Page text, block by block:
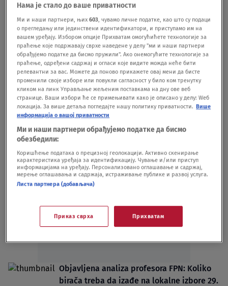
o izlaznosti na lokalnim izborima
POLITIKA29.03.
Rekordna izlaznost na lokalnim izborima
do 17 sati: Studenti u blokadi objavili
brojke
POLITIKA 29.03.
Samo visoka izlaznost vodi do pobede
studenata i opozicije na izborima u
nedelju: To potvrđuju i naprednjaci na
terenu
POLITIKA26.03. 1
Objavljena analiza profesora FPN: Koliko
birača treba da izađe na lokalne izbore 29.
Нама је стало до ваше приватности
Ми и наши партнери, њих603 , чувамо личне податке, као што су подаци
о прегледању или јединствени идентификатори, и приступамо им на
вашем уређају. Избором опције Прихватам омогућићете технологије за
праћење које подржавају сврхе наведене у делу "ми и наши партнери
обрађујемо податке да бисмо пружили". Ако онемогућите технологије за
праћење, одређени садржај и огласи које видите можда неће бити
релевантни за вас. Можете да поново прикажете овај мени да бисте
променили своје изборе или повукли сагласност у било ком тренутку
кликом на линк Управљање жељеним поставкама на дну ове веб
странице. Ваши избори ће се примењивати како је описано у делу: Wеб
локација. За више детаља погледајте нашу политику приватности. Више
информација о вашој приватности
Ми и наши партнери обрађујемо податке да бисмо
обезбедили:
Коришћење података о прецизној геолокацији. Активно скенирање
карактеристика уређаја за идентификацију. Чување и/или приступ
информацијама на уређају. Персонализовано оглашавање и садржај,
мерење оглашавања и садржаја, истраживање публике и развој услуга.
Листа партнера (добављача)
Приказ сврха Прихватам